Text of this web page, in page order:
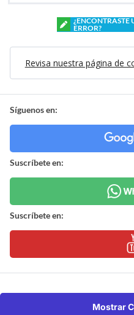
¿ENCONTRASTE
ERROR?
Revisa nuestra página de
Síguenos en:
Suscríbete en:
Suscríbete en:
Mostrar